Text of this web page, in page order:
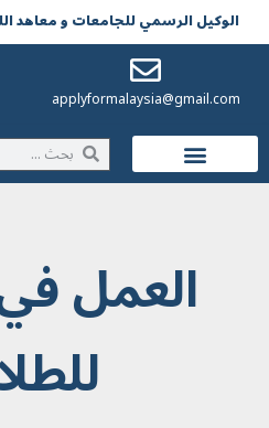
الوکیل الرسمي للجامعات و معاهد
applyformalaysia@gmail.com
العمل